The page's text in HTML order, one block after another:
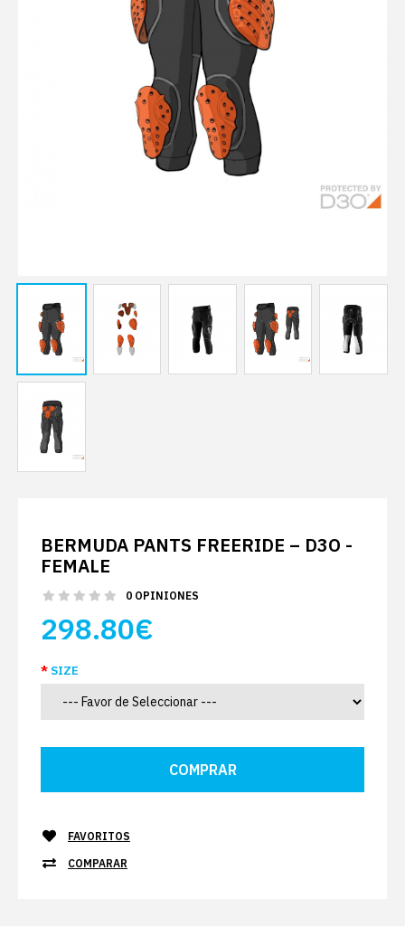
BERMUDA PANTS FREERIDE – D3O -
FEMALE
0 OPINIONES
298.80€
SIZE
FAVORITOS
COMPARAR